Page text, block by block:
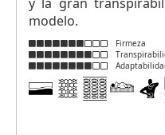
modelo.
Firmeza